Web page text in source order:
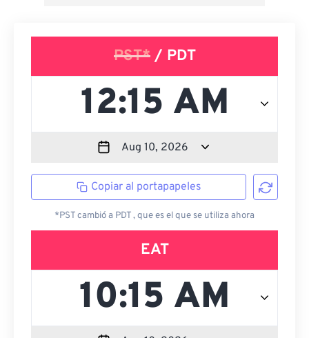
PST*/ PDT
Copiar al portapapeles
*PST cambió a PDT , que es el que se utiliza ahora
EAT